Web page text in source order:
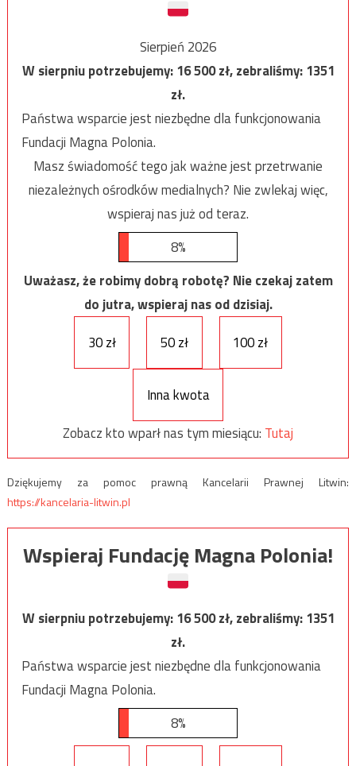
Sierpień 2026
W sierpniu potrzebujemy:16 500zł, zebraliśmy:1351
zł.
Państwa wsparcie jest niezbędne dla funkcjonowania
Fundacji Magna Polonia.
Masz świadomość tego jak ważne jest przetrwanie
niezależnych ośrodków medialnych? Nie zwlekaj więc,
wspieraj nas już od teraz.
8%
Uważasz, że robimy dobrą robotę? Nie czekaj zatem
do jutra, wspieraj nas od dzisiaj.
30 zł
50 zł 100 zł
Inna kwota
Zobacz kto wparł nas tym miesiącu: Tutaj
Dziękujemy za pomoc prawną Kancelarii Prawnej Litwin:
https://kancelaria-litwin.pl
Wspieraj Fundację Magna Polonia!
W sierpniu potrzebujemy:16 500zł, zebraliśmy:1351
zł.
Państwa wsparcie jest niezbędne dla funkcjonowania
Fundacji Magna Polonia.
8%